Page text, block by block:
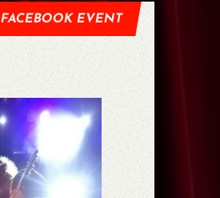
FACEBOOK EVENT